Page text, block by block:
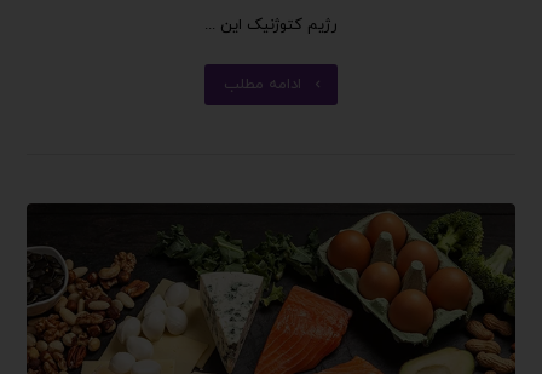
رژیم کتوژنیک این ...
ادامه مطلب